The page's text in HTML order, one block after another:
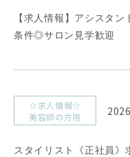
【求人情報】アシスタ
条件◎サロン見学歓迎
☆求人情報☆
美容師の方用
スタイリスト《正社員》